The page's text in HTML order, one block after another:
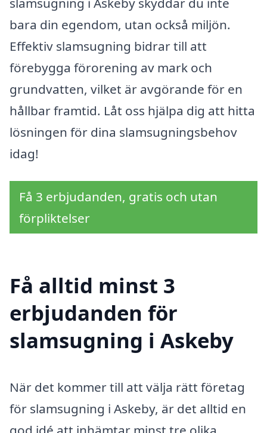
bara din egendom, utan också miljön.
Effektiv slamsugning bidrar till att
förebygga förorening av mark och
grundvatten, vilket är avgörande för en
hållbar framtid. Låt oss hjälpa dig att hitta
lösningen för dina slamsugningsbehov
idag!
Få 3 erbjudanden, gratis och utan
förpliktelser
Få alltid minst 3
erbjudanden för
slamsugning i Askeby
När det kommer till att välja rätt företag
för slamsugning i Askeby, är det alltid en